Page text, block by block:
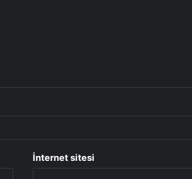
İnternet sitesi